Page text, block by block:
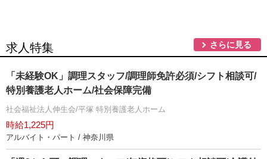
求人特集 さらに見る
「未経験OK」調理スタッフ/調理師免許必須/シフト相談可/
特別養護老人ホーム/社会保障完備
社会福祉法人伸生会/平塚 特別養護老人ホーム
時給1,225円
アルバイト・パート / 神奈川県